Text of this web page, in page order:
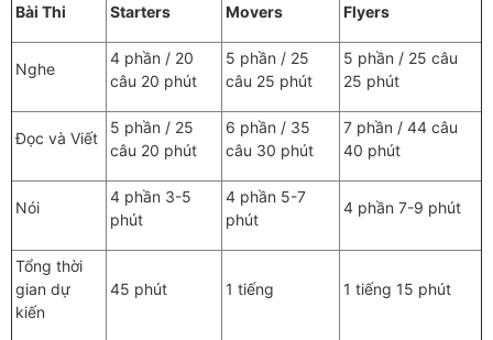
Bài Thi Starters Movers Flyers
Nghe
4 phần / 20
câu 20 phút
5 phần / 25
câu 25 phút
5 phần / 25 câu
25 phút
Đọc và Viết
5 phần / 25
câu 20 phút
6 phần / 35
câu 30 phút
7 phần / 44 câu
40 phút
Nói
4 phần 3-5
phút
4 phần 5-7
phút
4 phần 7-9 phút
Tổng thời
gian dự
kiến
45 phút 1 tiếng 1 tiếng 15 phút